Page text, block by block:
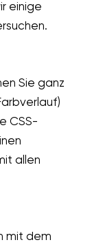
einige
Sie ganz
CSS-
allen
mit dem